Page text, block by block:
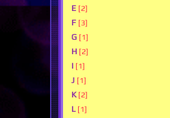
E [2]
F [3]
G [1]
H [2]
I [1]
J [1]
K [2]
L [1]